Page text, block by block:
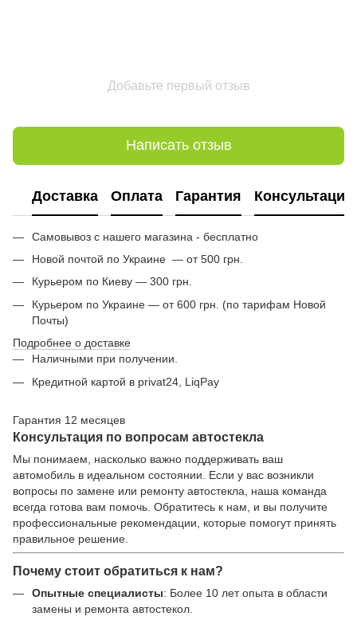
Добавьте первый отзыв
Написать отзыв
Доставка Оплата Гарантия Консультация
Самовывоз с нашего магазина - бесплатно
Новой почтой по Украине — от 500 грн.
Курьером по Киеву — 300 грн.
Курьером по Украине — от 600 грн. (по тарифам Новой
Почты)
Подробнее о доставке
Наличными при получении.
Кредитной картой в privat24, LiqPay
Гарантия 12 месяцев
Консультация по вопросам автостекла
Мы понимаем, насколько важно поддерживать ваш
автомобиль в идеальном состоянии. Если у вас возникли
вопросы по замене или ремонту автостекла, наша команда
всегда готова вам помочь. Обратитесь к нам, и вы получите
профессиональные рекомендации, которые помогут принять
правильное решение.
Почему стоит обратиться к нам?
Опытные специалисты: Более 10 лет опыта в области
замены и ремонта автостекол.